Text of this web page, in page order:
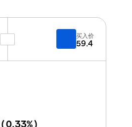
买入价
59.4
(0.33%)